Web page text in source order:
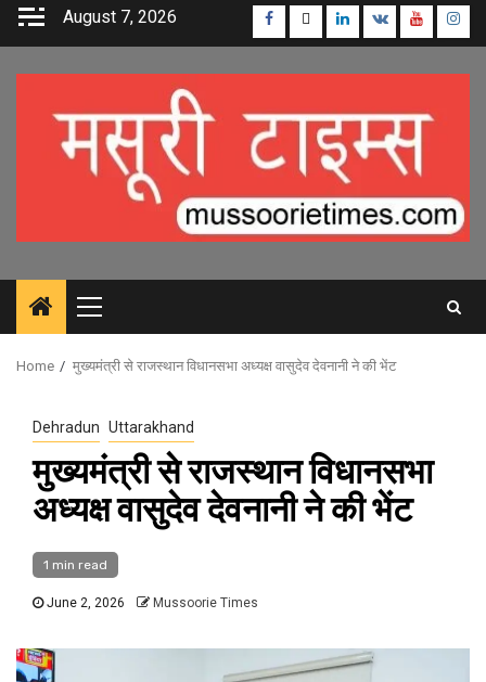
Skip
August 7, 2026 Facebook
TwitterLinkedin
VK Youtube
Primary
Menu
Home मुख्यमंत्री से राजस्थान विधानसभा अध्यक्ष वासुदेव देवनानी ने की भेंट
Dehradun Uttarakhand
मुख्यमंत्री से राजस्थान विधानसभा
अध्यक्ष वासुदेव देवनानी ने की भेंट
1 min read
June 2, 2026 Mussoorie Times